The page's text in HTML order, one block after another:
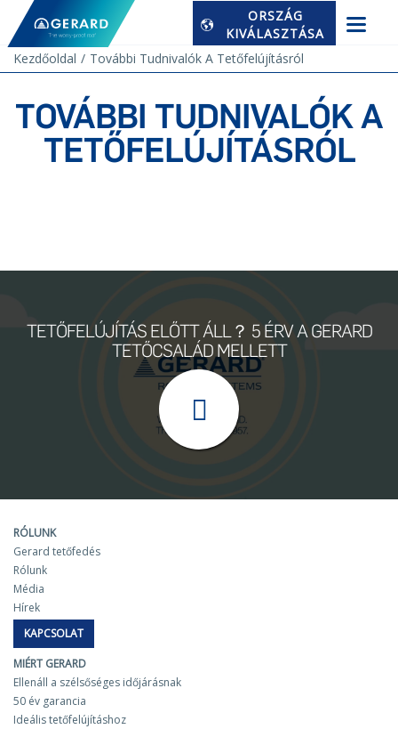
ORSZÁG
KIVÁLASZTÁSA
Kezdőoldal
További Tudnivalók A Tetőfelújításról
TOVÁBBI TUDNIVALÓK A
TETŐFELÚJÍTÁSRÓL
TETŐFELÚJÍTÁS ELŐTT ÁLL？ 5 ÉRV A GERARD
TETŐCSALÁD MELLETT
RÓLUNK
Gerard tetőfedés
Rólunk
Média
Hírek
KAPCSOLAT
MIÉRT GERARD
Ellenáll a szélsőséges időjárásnak
50 év garancia
Ideális tetőfelújításhoz